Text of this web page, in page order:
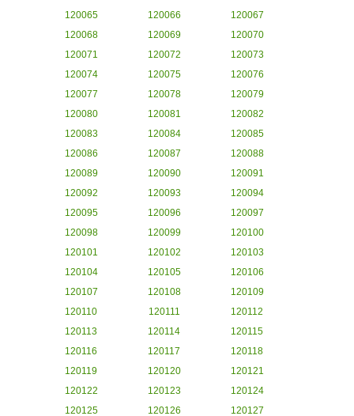
120065
120066
120067
120068
120069
120070
120071
120072
120073
120074
120075
120076
120077
120078
120079
120080
120081
120082
120083
120084
120085
120086
120087
120088
120089
120090
120091
120092
120093
120094
120095
120096
120097
120098
120099
120100
120101
120102
120103
120104
120105
120106
120107
120108
120109
120110
120111
120112
120113
120114
120115
120116
120117
120118
120119
120120
120121
120122
120123
120124
120125
120126 120127